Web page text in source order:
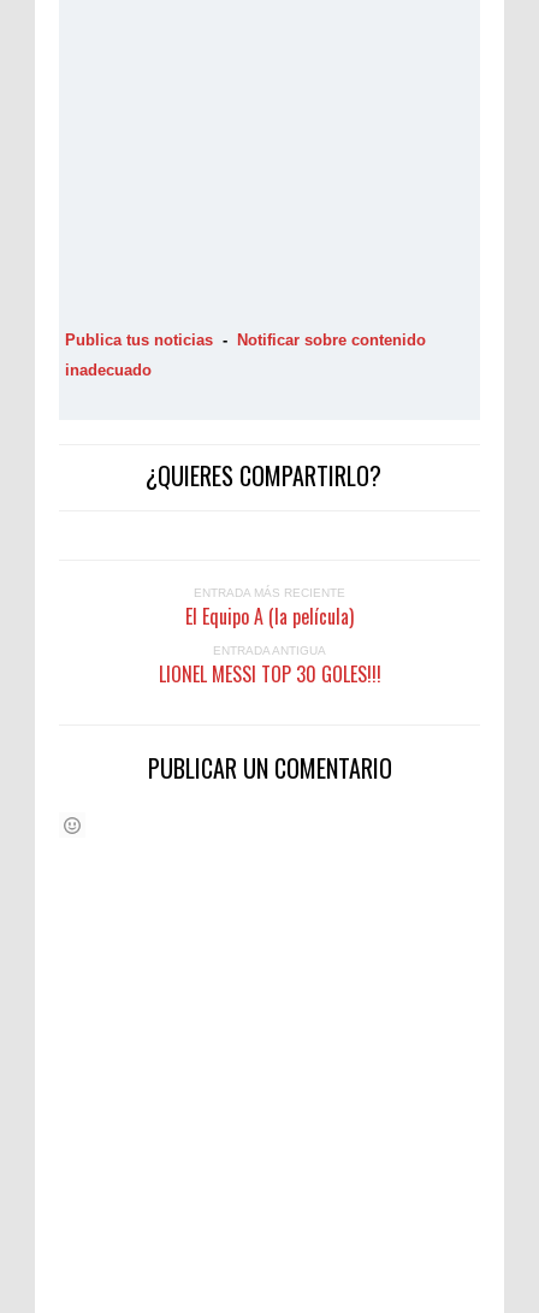
Publica tus noticias - Notificar sobre contenido
inadecuado
¿QUIERES COMPARTIRLO?
ENTRADA MÁS RECIENTE
El Equipo A (la película)
ENTRADA ANTIGUA
LIONEL MESSI TOP 30 GOLES!!!
PUBLICAR UN COMENTARIO